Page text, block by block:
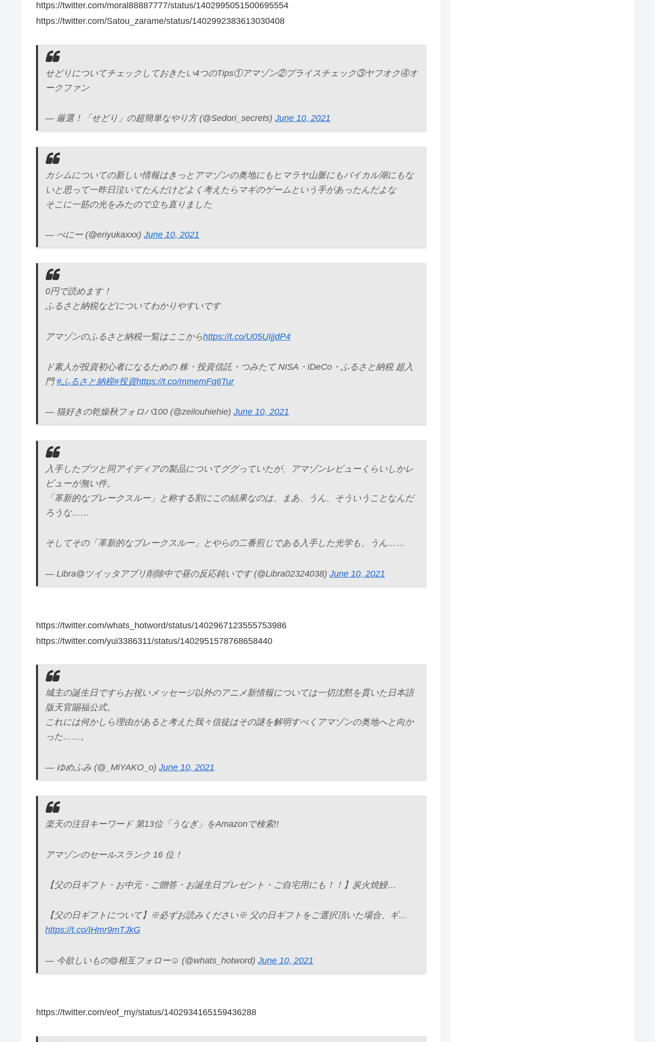
https://twitter.com/moral88887777/status/1402995051500695554
https://twitter.com/Satou_zarame/status/1402992383613030408
せどりについてチェックしておきたい4つのTips①アマゾン②プライスチェック③ヤフオク④オ
ークファン
— 厳選！「せどり」の超簡単なやり方 (@Sedori_secrets) June 10, 2021
カシムについての新しい情報はきっとアマゾンの奥地にもヒマラヤ山脈にもバイカル湖にもな
いと思って一昨日泣いてたんだけどよく考えたらマギのゲームという手があったんだよな
そこに一筋の光をみたので立ち直りました
— べにー (@eriyukaxxx) June 10, 2021
0円で読めます！
ふるさと納税などについてわかりやすいです
アマゾンのふるさと納税一覧はここからhttps://t.co/U05UIjjdP4
ド素人が投資初心者になるための 株・投資信託・つみたて NISA・iDeCo・ふるさと納税 超入
門#ふるさと納税#投資https://t.co/mmemFq6Tur
— 猫好きの乾燥秋フォロバ100 (@zeilouhiehie) June 10, 2021
入手したブツと同アイディアの製品についてググっていたが、アマゾンレビューくらいしかレ
ビューが無い件。
「革新的なブレークスルー」と称する割にこの結果なのは、まあ、うん、そういうことなんだ
ろうな……
そしてその「革新的なブレークスルー」とやらの二番煎じである入手した光学も、うん……
— Libra@ツイッタアプリ削除中で昼の反応鈍いです (@Libra02324038) June 10, 2021
https://twitter.com/whats_hotword/status/1402967123555753986
https://twitter.com/yui3386311/status/1402951578768658440
城主の誕生日ですらお祝いメッセージ以外のアニメ新情報については一切沈黙を貫いた日本語
版天官賜福公式。
これには何かしら理由があると考えた我々信徒はその謎を解明すべくアマゾンの奥地へと向か
った……。
— ゆめふみ (@_MiYAKO_o) June 10, 2021
楽天の注目キーワード 第13位「うなぎ」をAmazonで検索!!
アマゾンのセールスランク 16 位！
【父の日ギフト・お中元・ご贈答・お誕生日プレゼント・ご自宅用にも！！】炭火焼鰻…
【父の日ギフトについて】※必ずお読みください※ 父の日ギフトをご選択頂いた場合、ギ…
https://t.co/IHmr9mTJkG
— 今欲しいもの@相互フォロー☺ (@whats_hotword) June 10, 2021
https://twitter.com/eof_my/status/1402934165159436288